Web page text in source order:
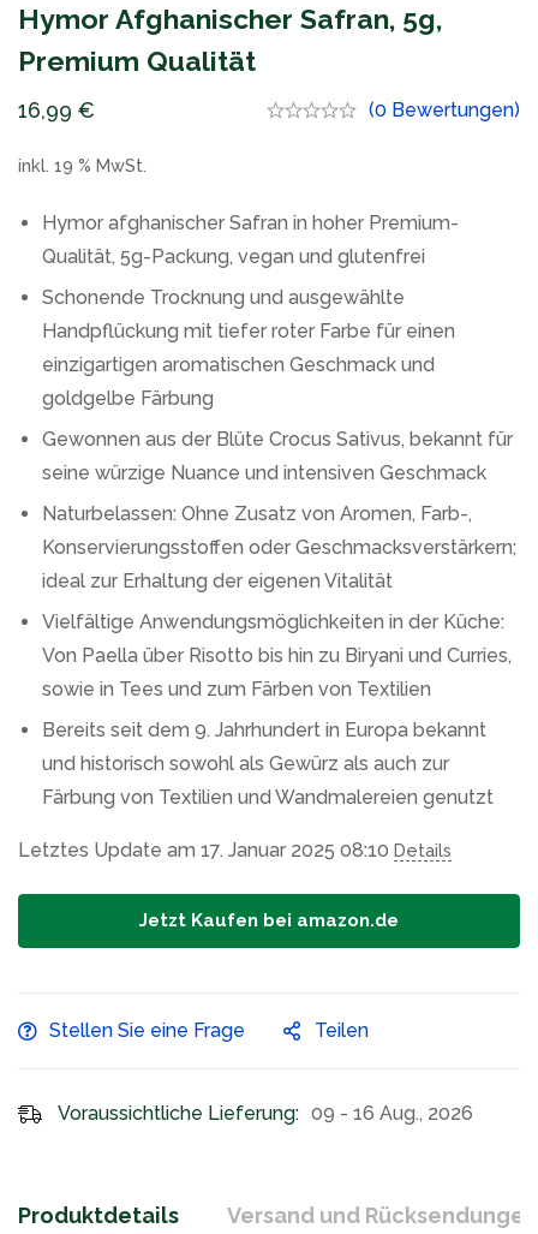
Hymor Afghanischer Safran, 5g,
Premium Qualität
16,99 € (0 Bewertungen)
inkl. 19 % MwSt.
Hymor afghanischer Safran in hoher Premium-
Qualität, 5g-Packung, vegan und glutenfrei
Schonende Trocknung und ausgewählte
Handpflückung mit tiefer roter Farbe für einen
einzigartigen aromatischen Geschmack und
goldgelbe Färbung
Gewonnen aus der Blüte Crocus Sativus, bekannt für
seine würzige Nuance und intensiven Geschmack
Naturbelassen: Ohne Zusatz von Aromen, Farb-,
Konservierungsstoffen oder Geschmacksverstärkern;
ideal zur Erhaltung der eigenen Vitalität
Vielfältige Anwendungsmöglichkeiten in der Küche:
Von Paella über Risotto bis hin zu Biryani und Curries,
sowie in Tees und zum Färben von Textilien
Bereits seit dem 9. Jahrhundert in Europa bekannt
und historisch sowohl als Gewürz als auch zur
Färbung von Textilien und Wandmalereien genutzt
Letztes Update am 17. Januar 2025 08:10 Details
Jetzt Kaufen bei amazon.de
Stellen Sie eine Frage Teilen
Voraussichtliche Lieferung: 09 - 16 Aug., 2026
Produktdetails Versand und Rücksendungen